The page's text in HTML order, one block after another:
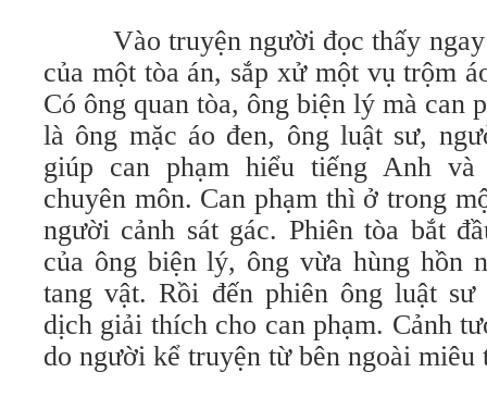
Vào truyện người đọc thấy ngay
của một tòa án, sắp xử một vụ trộm
Có ông quan tòa, ông biện lý mà can
là ông mặc áo đen, ông luật sư,
giúp can phạm hiểu tiếng Anh
chuyên môn. Can phạm thì ở trong
người cảnh sát gác. Phiên tòa bắt
của ông biện lý, ông vừa hùng hồn
tang vật. Rồi đến phiên ông luật
dịch giải thích cho can phạm. Cảnh
do người kể truyện từ bên ngoài miêu